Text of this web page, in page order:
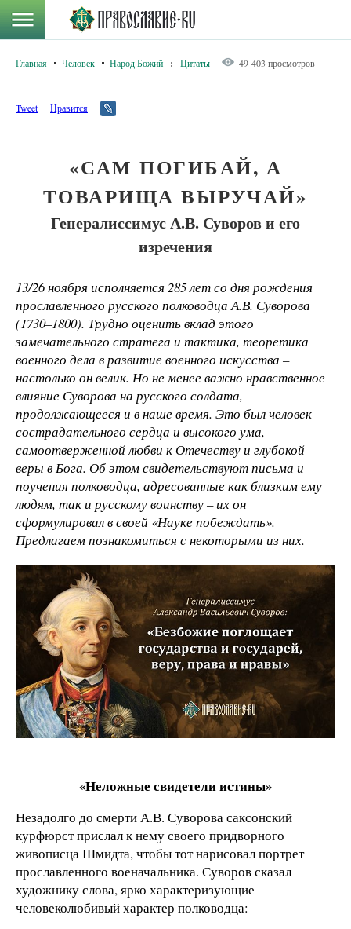
Главная Человек Народ Божий : Цитаты 49 403 просмотров
Tweet Нравится
«САМ ПОГИБАЙ, А
ТОВАРИЩА ВЫРУЧАЙ»
Генералиссимус А.В. Суворов и его
изречения
13/26 ноября исполняется 285 лет со дня рождения
прославленного русского полководца А.В. Суворова
(1730–1800). Трудно оценить вклад этого
замечательного стратега и тактика, теоретика
военного дела в развитие военного искусства –
настолько он велик. Но не менее важно нравственное
влияние Суворова на русского солдата,
продолжающееся и в наше время. Это был человек
сострадательного сердца и высокого ума,
самоотверженной любви к Отечеству и глубокой
веры в Бога. Об этом свидетельствуют письма и
поучения полководца, адресованные как близким ему
людям, так и русскому воинству – их он
сформулировал в своей «Науке побеждать».
Предлагаем познакомиться с некоторыми из них.
«Неложные свидетели истины»
Незадолго до смерти А.В. Суворова саксонский
курфюрст прислал к нему своего придворного
живописца Шмидта, чтобы тот нарисовал портрет
прославленного военачальника. Суворов сказал
художнику слова, ярко характеризующие
человеколюбивый характер полководца: